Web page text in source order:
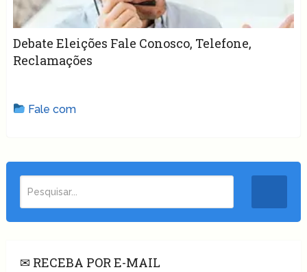
Debate Eleições Fale Conosco, Telefone,
Reclamações
Fale com
✉ RECEBA POR E-MAIL